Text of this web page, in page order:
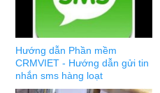
Hướng dẫn Phần mềm
CRMVIET - Hướng dẫn gửi tin
nhắn sms hàng loạt